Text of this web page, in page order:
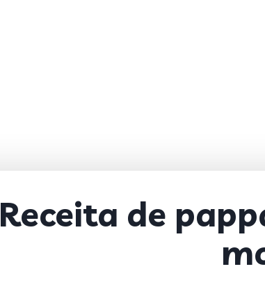
Receita de